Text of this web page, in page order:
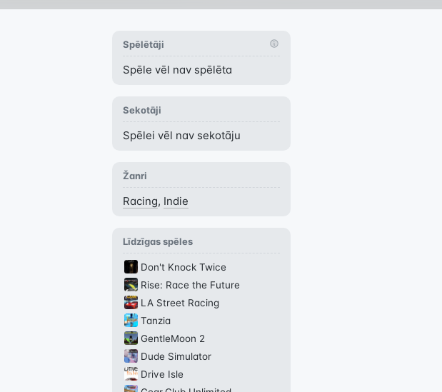
Spēlētāji
Spēle vēl nav spēlēta
Sekotāji
Spēlei vēl nav sekotāju
Žanri
Racing, Indie
Līdzīgas spēles
Don't Knock Twice
Rise: Race the Future
LA Street Racing
Tanzia
GentleMoon 2
Dude Simulator
Drive Isle